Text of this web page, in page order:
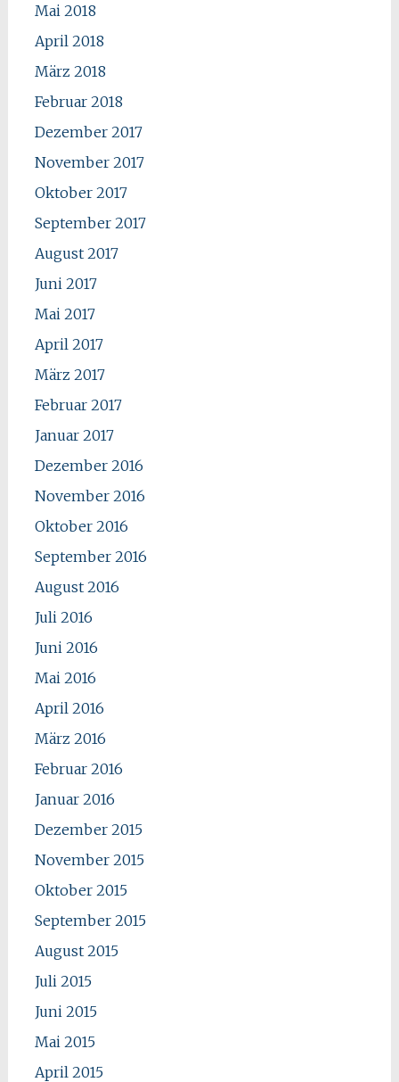
Mai 2018
April 2018
März 2018
Februar 2018
Dezember 2017
November 2017
Oktober 2017
September 2017
August 2017
Juni 2017
Mai 2017
April 2017
März 2017
Februar 2017
Januar 2017
Dezember 2016
November 2016
Oktober 2016
September 2016
August 2016
Juli 2016
Juni 2016
Mai 2016
April 2016
März 2016
Februar 2016
Januar 2016
Dezember 2015
November 2015
Oktober 2015
September 2015
August 2015
Juli 2015
Juni 2015
Mai 2015
April 2015